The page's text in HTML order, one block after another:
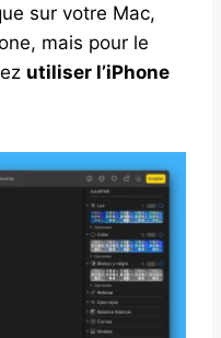
sur votre Mac,
mais pour le
utiliser l’iPhone